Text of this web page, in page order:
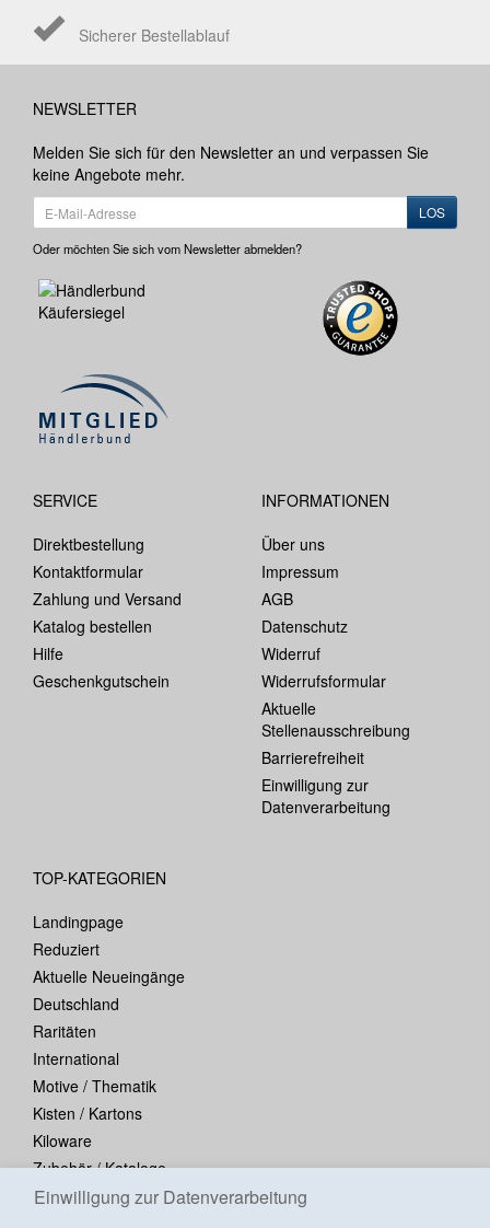
Einwilligung zur Datenverarbeitung
Sicherer Bestellablauf
NEWSLETTER
Melden Sie sich für den Newsletter an und verpassen Sie
keine Angebote mehr.
LOS
Oder möchten Sie sich vom Newsletter abmelden?
SERVICE
Direktbestellung
Kontaktformular
Zahlung und Versand
Katalog bestellen
Hilfe
Geschenkgutschein
INFORMATIONEN
Über uns
Impressum
AGB
Datenschutz
Widerruf
Widerrufsformular
Aktuelle
Stellenausschreibung
Barrierefreiheit
Einwilligung zur
Datenverarbeitung
TOP-KATEGORIEN
Landingpage
Reduziert
Aktuelle Neueingänge
Deutschland
Raritäten
International
Motive / Thematik
Kisten / Kartons
Kiloware
Zubehör / Kataloge
Blocks / Kleinbogen